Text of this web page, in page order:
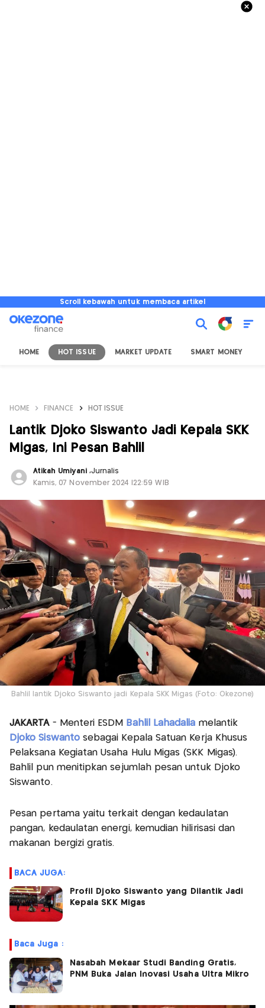
Scroll kebawah untuk membaca artikel
HOME HOT ISSUE MARKET UPDATE SMART MONEY
HOME FINANCE HOT ISSUE
Lantik Djoko Siswanto Jadi Kepala SKK
Migas, Ini Pesan Bahlil
Atikah Umiyani ,Jurnalis
Kamis, 07 November 2024 |22:59 WIB
Bahlil lantik Djoko Siswanto jadi Kepala SKK Migas (Foto: Okezone)
JAKARTA - Menteri ESDM Bahlil Lahadalia melantik
Djoko Siswantosebagai Kepala Satuan Kerja Khusus
Pelaksana Kegiatan Usaha Hulu Migas (SKK Migas).
Bahlil pun menitipkan sejumlah pesan untuk Djoko
Siswanto.
Pesan pertama yaitu terkait dengan kedaulatan
pangan, kedaulatan energi, kemudian hilirisasi dan
makanan bergizi gratis.
BACA JUGA:
Profil Djoko Siswanto yang Dilantik Jadi
Kepala SKK Migas
Baca Juga :
Nasabah Mekaar Studi Banding Gratis,
PNM Buka Jalan Inovasi Usaha Ultra Mikro